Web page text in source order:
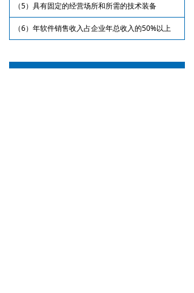
（5）具有固定的经营场所和所需的技术装备
（6）年软件销售收入占企业年总收入的50%以上